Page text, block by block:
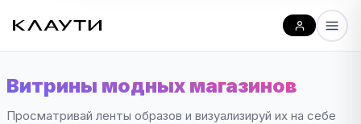
Витрины модных магазинов
Просматривай ленты образов и визуализируй их на себе